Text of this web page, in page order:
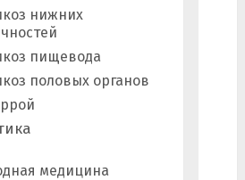
нижних
пищевода
половых органов
медицина